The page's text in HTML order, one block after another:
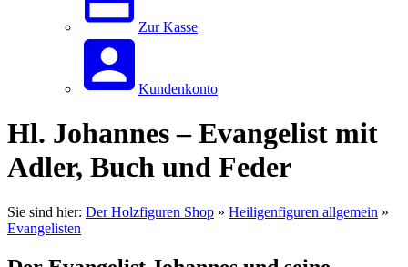
Zur Kasse
Kundenkonto
Hl. Johannes – Evangelist mit
Adler, Buch und Feder
Sie sind hier: Der Holzfiguren Shop » Heiligenfiguren allgemein »
Evangelisten